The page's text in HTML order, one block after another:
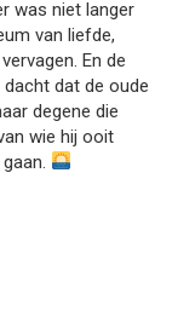
was niet langer
van liefde,
En de
dat de oude
degene die
wie hij ooit